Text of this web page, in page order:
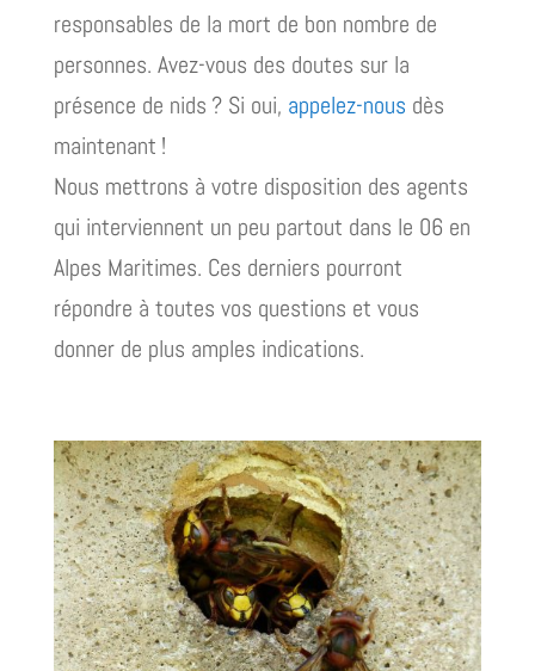
responsables de la mort de bon nombre de
personnes. Avez-vous des doutes sur la
présence de nids ? Si oui, appelez-nous dès
maintenant !
Nous mettrons à votre disposition des agents
qui interviennent un peu partout dans le 06 en
Alpes Maritimes. Ces derniers pourront
répondre à toutes vos questions et vous
donner de plus amples indications.